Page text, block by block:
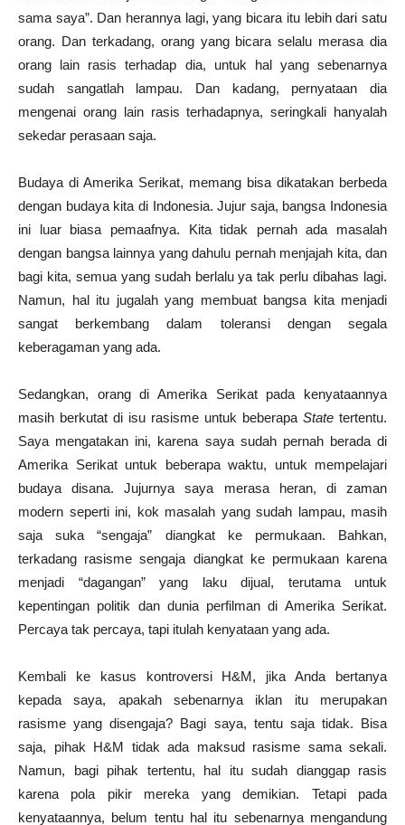
sama saya”. Dan herannya lagi, yang bicara itu lebih dari satu
orang. Dan terkadang, orang yang bicara selalu merasa dia
orang lain rasis terhadap dia, untuk hal yang sebenarnya
sudah sangatlah lampau. Dan kadang, pernyataan dia
mengenai orang lain rasis terhadapnya, seringkali hanyalah
sekedar perasaan saja.
Budaya di Amerika Serikat, memang bisa dikatakan berbeda
dengan budaya kita di Indonesia. Jujur saja, bangsa Indonesia
ini luar biasa pemaafnya. Kita tidak pernah ada masalah
dengan bangsa lainnya yang dahulu pernah menjajah kita, dan
bagi kita, semua yang sudah berlalu ya tak perlu dibahas lagi.
Namun, hal itu jugalah yang membuat bangsa kita menjadi
sangat berkembang dalam toleransi dengan segala
keberagaman yang ada.
Sedangkan, orang di Amerika Serikat pada kenyataannya
masih berkutat di isu rasisme untuk beberapa State tertentu.
Saya mengatakan ini, karena saya sudah pernah berada di
Amerika Serikat untuk beberapa waktu, untuk mempelajari
budaya disana. Jujurnya saya merasa heran, di zaman
modern seperti ini, kok masalah yang sudah lampau, masih
saja suka “sengaja” diangkat ke permukaan. Bahkan,
terkadang rasisme sengaja diangkat ke permukaan karena
menjadi “dagangan” yang laku dijual, terutama untuk
kepentingan politik dan dunia perfilman di Amerika Serikat.
Percaya tak percaya, tapi itulah kenyataan yang ada.
Kembali ke kasus kontroversi H&M, jika Anda bertanya
kepada saya, apakah sebenarnya iklan itu merupakan
rasisme yang disengaja? Bagi saya, tentu saja tidak. Bisa
saja, pihak H&M tidak ada maksud rasisme sama sekali.
Namun, bagi pihak tertentu, hal itu sudah dianggap rasis
karena pola pikir mereka yang demikian. Tetapi pada
kenyataannya, belum tentu hal itu sebenarnya mengandung